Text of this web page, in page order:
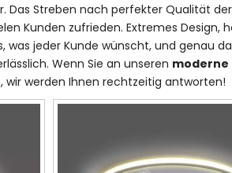
Das Streben nach perfekter Qualität
Kunden zufrieden. Extremes Design,
was jeder Kunde wünscht, und genau
Wenn Sie an unseren moderne
wir werden Ihnen rechtzeitig antworten!